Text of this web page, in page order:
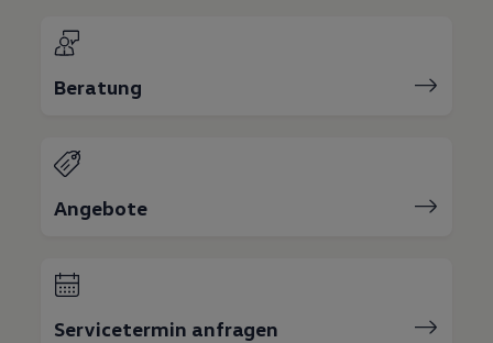
Beratung
Angebote
Servicetermin anfragen